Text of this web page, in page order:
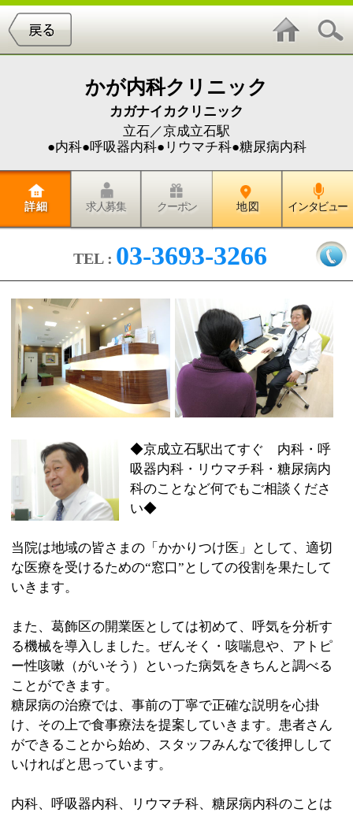
カガナイカクリニック
立石／京成立石駅
●内科●呼吸器内科●リウマチ科●糖尿病内科
求人募集 クーポン 地 図 インタビュー
03-3693-3266
◆京成立石駅出てすぐ 内科・呼
吸器内科・リウマチ科・糖尿病内
科のことなど何でもご相談くださ
い◆
当院は地域の皆さまの「かかりつけ医」として、適切
な医療を受けるための“窓口”としての役割を果たして
いきます。
また、葛飾区の開業医としては初めて、呼気を分析す
る機械を導入しました。ぜんそく・咳喘息や、アトピ
ー性咳嗽（がいそう）といった病気をきちんと調べる
ことができます。
糖尿病の治療では、事前の丁寧で正確な説明を心掛
け、その上で食事療法を提案していきます。患者さん
いければと思っています。
内科、呼吸器内科、リウマチ科、糖尿病内科のことは
もちろん、「何科を受診したらいいのかわからない」
科目 : ●内科●呼吸器内科●リウマチ科●糖尿病内科
: 03-3693-3266
休診日 : 水曜午後・土曜午後・日曜・祝日